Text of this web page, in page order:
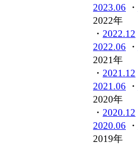
2023.06 ・
2022年
・ 2022.12
2022.06 ・
2021年
・ 2021.12
2021.06 ・
2020年
・ 2020.12
2020.06 ・
2019年